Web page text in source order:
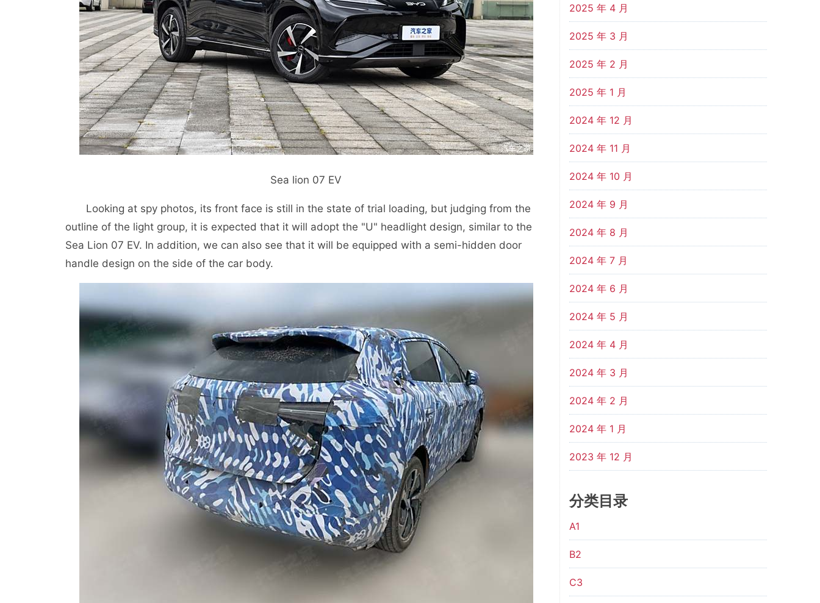
Sea lion 07 EV
Looking at spy photos, its front face is still in the state of trial loading, but judging from the
outline of the light group, it is expected that it will adopt the "U" headlight design, similar to the
Sea Lion 07 EV. In addition, we can also see that it will be equipped with a semi-hidden door
handle design on the side of the car body.
2025 年 4 月
2025 年 3 月
2025 年 2 月
2025 年 1 月
2024 年 12 月
2024 年 11 月
2024 年 10 月
2024 年 9 月
2024 年 8 月
2024 年 7 月
2024 年 6 月
2024 年 5 月
2024 年 4 月
2024 年 3 月
2024 年 2 月
2024 年 1 月
2023 年 12 月
分类目录
A1
B2
C3